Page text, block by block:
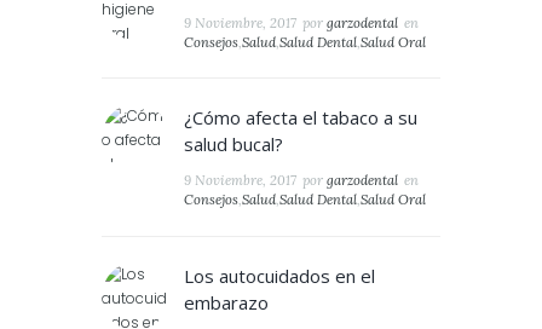
9 Noviembre, 2017 por garzodental en
Consejos, Salud, Salud Dental, Salud Oral
¿Cómo afecta el tabaco a su
salud bucal?
9 Noviembre, 2017 por garzodental en
Consejos,Salud,Salud Dental,Salud Oral
Los autocuidados en el
embarazo